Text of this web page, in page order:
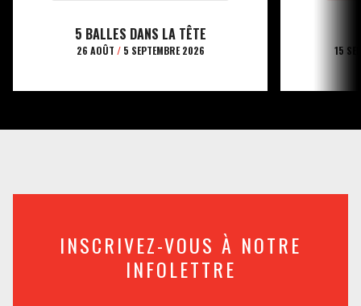
5 BALLES DANS LA TÊTE
26 AOÛT /5 SEPTEMBRE 2026 15
INSCRIVEZ-VOUS À NOTRE
INFOLETTRE